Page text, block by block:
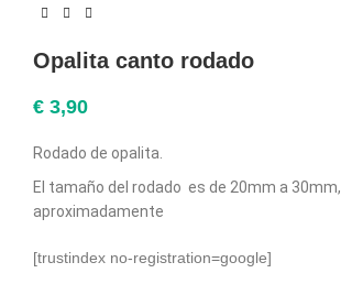
Opalita canto rodado
€ 3,90
Rodado de opalita
El tamaño del rodado es de 20mm a 30mm,
aproximadamente
[trustindex no-registration=google]